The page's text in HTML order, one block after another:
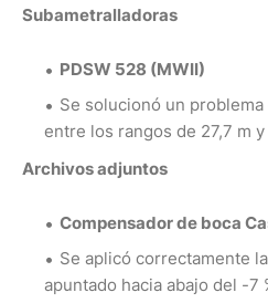
Subametralladoras
PDSW 528 (MWII)
Se solucionó un
entre los rangos de 27,7 m y
Archivos adjuntos
Compensador de boca
Se aplicó correctamente
apuntado hacia abajo del -7